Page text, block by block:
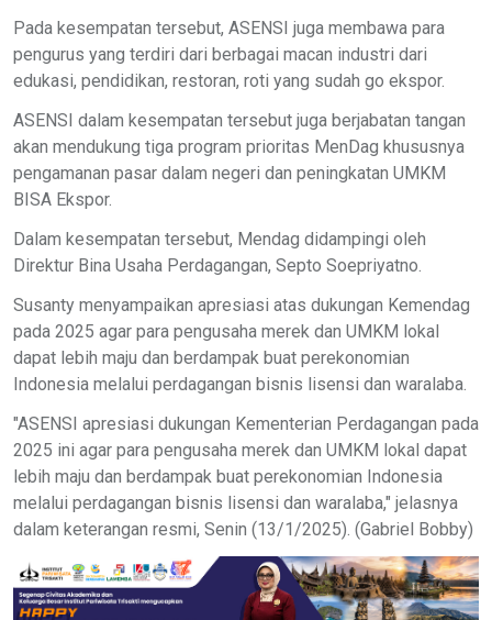
Pada kesempatan tersebut, ASENSI juga membawa para
pengurus yang terdiri dari berbagai macan industri dari
edukasi, pendidikan, restoran, roti yang sudah go ekspor.
ASENSI dalam kesempatan tersebut juga berjabatan tangan
akan mendukung tiga program prioritas MenDag khususnya
pengamanan pasar dalam negeri dan peningkatan UMKM
BISA Ekspor.
Dalam kesempatan tersebut, Mendag didampingi oleh
Direktur Bina Usaha Perdagangan, Septo Soepriyatno.
Susanty menyampaikan apresiasi atas dukungan Kemendag
pada 2025 agar para pengusaha merek dan UMKM lokal
dapat lebih maju dan berdampak buat perekonomian
Indonesia melalui perdagangan bisnis lisensi dan waralaba.
"ASENSI apresiasi dukungan Kementerian Perdagangan pada
2025 ini agar para pengusaha merek dan UMKM lokal dapat
lebih maju dan berdampak buat perekonomian Indonesia
melalui perdagangan bisnis lisensi dan waralaba," jelasnya
dalam keterangan resmi, Senin (13/1/2025). (Gabriel Bobby)